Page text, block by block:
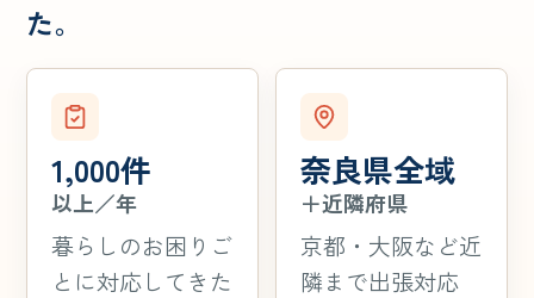
た。
1,000件
以上／年
暮らしのお困りご
とに対応してきた
奈良県全域
＋近隣府県
京都・大阪など近
隣まで出張対応